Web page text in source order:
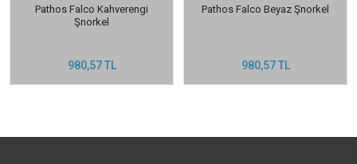
Pathos Falco Kahverengi
Şnorkel
980,57 TL
Pathos Falco Beyaz Şnorkel
980,57 TL